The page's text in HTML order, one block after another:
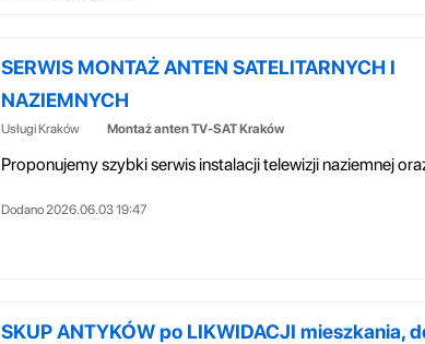
SERWIS MONTAŻ ANTEN SATELITARNYCH I
NAZIEMNYCH
Usługi Kraków Montaż anten TV-SAT Kraków
Dodano 2026.06.03 19:47
SKUP ANTYKÓW po LIKWIDACJI mieszkania,